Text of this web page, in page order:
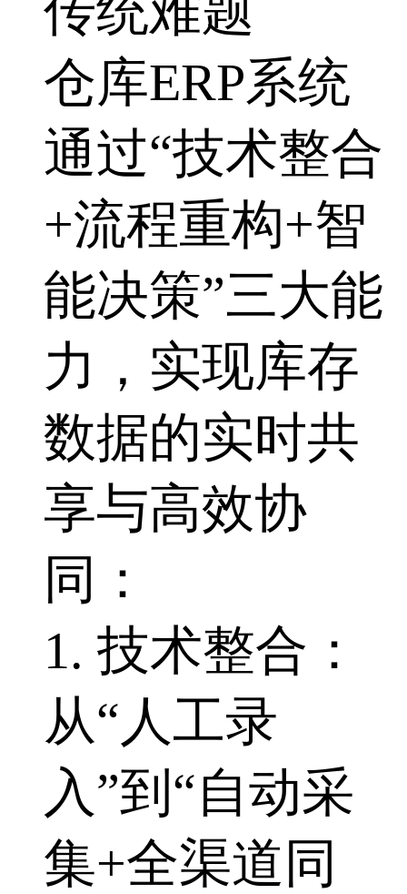
仓库ERP系统
通过“技术整合
+流程重构+智
能决策”三大能
力，实现库存
数据的实时共
享与高效协
同：
1. 技术整合：
从“人工录
入”到“自动采
集+全渠道同